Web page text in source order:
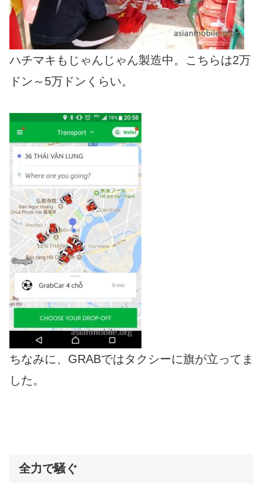
ハチマキもじゃんじゃん製造中。こちらは2万
ドン～5万ドンくらい。
ちなみに、GRABではタクシーに旗が立ってま
した。
全力で騒ぐ